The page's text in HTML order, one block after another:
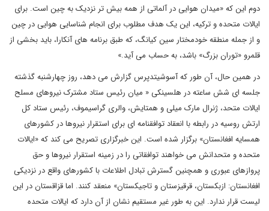
دوم این که «میدان هوایی در آلماتی از همه بیش تر نزدیک به چین است. برای
ایالات متحده و ترکیه، این یک هدف مطلوب برای انجام شناسایی هوایی در چین
و از جمله منطقه خودمختار سین کیانگ، که طبق برنامه های آنکارا، باید بخشی از
قلمرو «توران بزرگ» باشد، به حساب می آید.»
در همین حال، آن طور که آسوشیتدپرس گزارش می دهد، روز چهارشنبه گذشته
جلسه ای شش ساعته در هلسینکی « میان رئیس ستاد مشترک نیروهای مسلح
ایالات متحد، ژنرال مارک میلی و همتایش، والری گراسیموف، رئیس ستاد کل
ارتش روسیه در رابطه با انعقاد توافقنامه ای برای استقرار نیروها در کشورهای
همسایه افغانستان» برگزار شده است. این خبرگزاری تصریح می کند که «ایالات
متحده و متحدانش می خواهند توافقاتی را در زمینه استقرار نیروها و حق
پروازهای عبوری و همچنین گسترش تبادل اطلاعات با کشورهای واقع در نزدیکی
افغانستان: ازبکستان، قرقیزستان و تاجیکستان» منعقد کنند. اما قزاقستان در این
لیست قرار ندارد. این به طور غیر مستقیم نشان از آن دارد که ایالات متحده